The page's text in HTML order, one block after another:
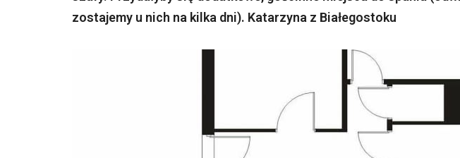
zostajemy u nich na kilka dni). Katarzyna z Białegostoku